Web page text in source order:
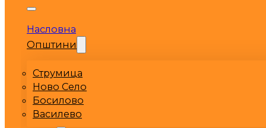
Насловна
Општини
Струмица
Ново Село
Босилово
Василево